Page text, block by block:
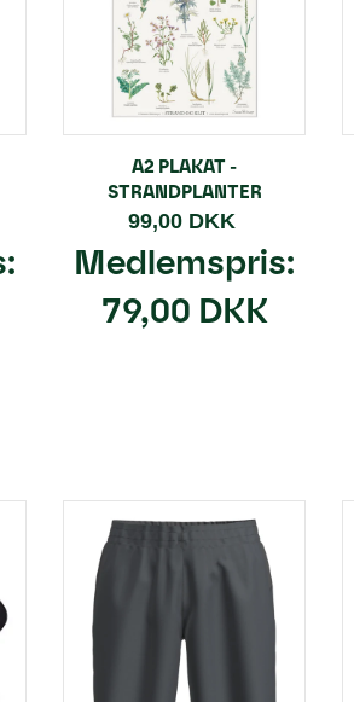
A2 PLAKAT -
STRANDPLANTER
99,00 DKK
Medlemspris:
79,00 DKK